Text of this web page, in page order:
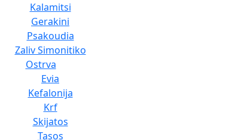
Kalamitsi
Gerakini
Psakoudia
Zaliv Simonitiko
Ostrva
Evia
Kefalonija
Krf
Skijatos
Tasos